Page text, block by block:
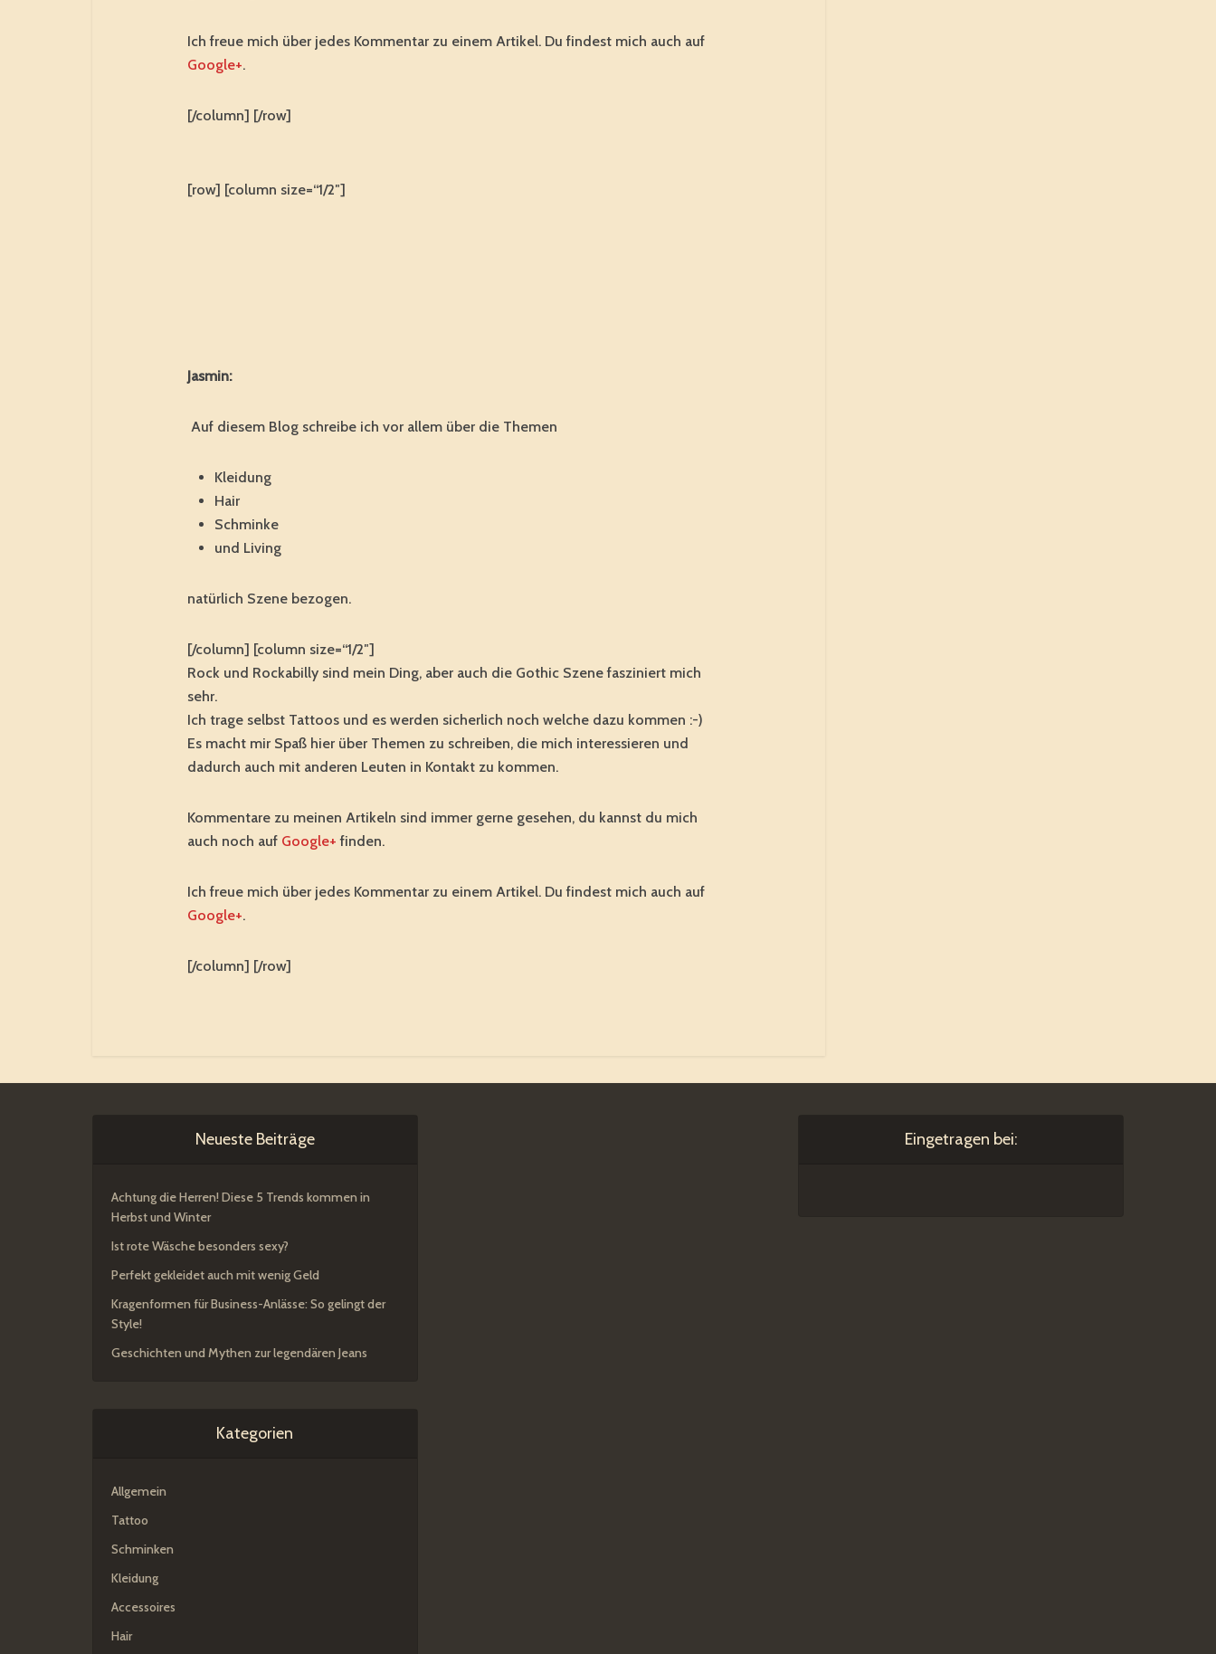
Ich freue mich über jedes Kommentar zu einem Artikel. Du findest mich auch auf
Google+.
[/column] [/row]
[row] [column size=“1/2″]
Jasmin:
Auf diesem Blog schreibe ich vor allem über die Themen
Kleidung
Hair
Schminke
und Living
natürlich Szene bezogen.
[/column] [column size=“1/2″]
Rock und Rockabilly sind mein Ding, aber auch die Gothic Szene fasziniert mich
sehr.
Ich trage selbst Tattoos und es werden sicherlich noch welche dazu kommen :-)
Es macht mir Spaß hier über Themen zu schreiben, die mich interessieren und
dadurch auch mit anderen Leuten in Kontakt zu kommen.
Kommentare zu meinen Artikeln sind immer gerne gesehen, du kannst du mich
auch noch auf Google+ finden.
Ich freue mich über jedes Kommentar zu einem Artikel. Du findest mich auch auf
Google+.
[/column] [/row]
Neueste Beiträge
Achtung die Herren! Diese 5 Trends kommen in
Herbst und Winter
Ist rote Wäsche besonders sexy?
Perfekt gekleidet auch mit wenig Geld
Kragenformen für Business-Anlässe: So gelingt der
Style!
Geschichten und Mythen zur legendären Jeans
Kategorien
Allgemein
Tattoo
Schminken
Kleidung
Accessoires
Hair
Eingetragen bei: